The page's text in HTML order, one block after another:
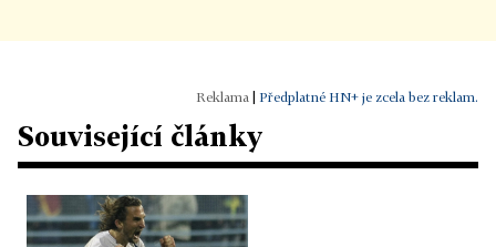
Předplatné HN+ je zcela bez reklam.
Související články